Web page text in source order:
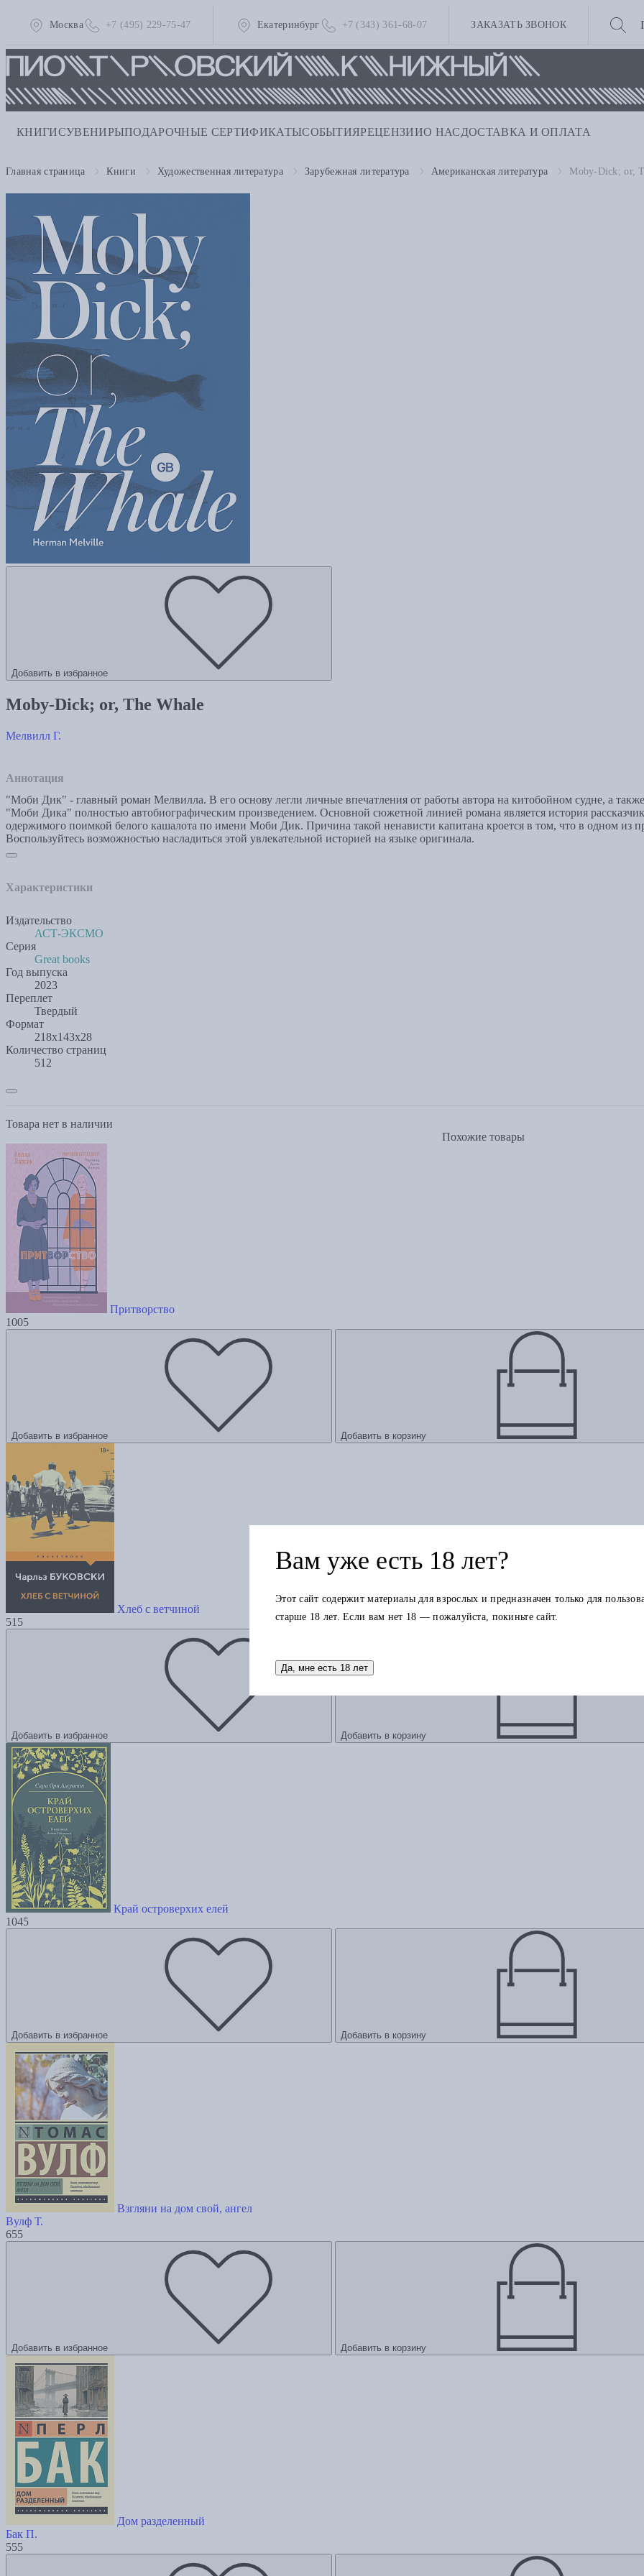
Москва +7 (495) 229-75-47 Екатеринбург +7 (343) 361-68-07 ЗАКАЗАТЬ ЗВОНОК
КНИГИСУВЕНИРЫПОДАРОЧНЫЕ СЕРТИФИКАТЫСОБЫТИЯРЕЦЕНЗИИО НАС ДОСТАВКА И ОПЛАТА
Главная страница Книги Художественная литература Зарубежная литература Американская литература Moby-Dick; or,
Добавить в избранное
Moby-Dick; or, The Whale
Мелвилл Г.
Аннотация
"Моби Дик" - главный роман Мелвилла. В его основу легли личные впечатления от работы автора на китобойном судне, а
"Моби Дика" полностью автобиографическим произведением. Основной сюжетной линией романа является история
одержимого поимкой белого кашалота по имени Моби Дик. Причина такой ненависти капитана кроется в том, что в одном из
Воспользуйтесь возможностью насладиться этой увлекательной историей на языке оригинала.
Характеристики
Издательство
АСТ-ЭКСМО
Серия
Great books
Год выпуска
2023
Переплет
Твердый
Формат
218х143х28
Количество страниц
512
Товара нет в наличии
Похожие товары
Притворство
1005
Добавить в избранное Добавить в корзину
Хлеб с ветчиной
515
Добавить в избранное Добавить в корзину
Край островерхих елей
1045
Добавить в избранное Добавить в корзину
Взгляни на дом свой, ангел
Вулф Т.
655
Добавить в избранное Добавить в корзину
Дом разделенный
Бак П.
555
Вам уже есть 18 лет?
Этот сайт содержит материалы для взрослых и предназначен только для
старше 18 лет. Если вам нет 18 — пожалуйста, покиньте сайт.
Да, мне есть 18 лет